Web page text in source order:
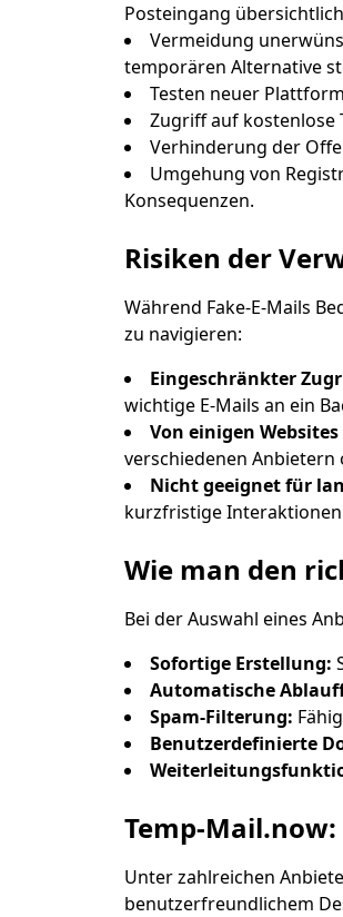
Posteingang
Vermeidung
temporären Alternative
Testen neuer
Zugriff auf kostenlose
Verhinderung der
Umgehung von
Konsequenzen.
Risiken der
Während Fake-E-Mails
zu navigieren:
Eingeschränkter
wichtige E-Mails an ein
Von einigen
verschiedenen Anbietern
Nicht geeignet für
kurzfristige
Wie man den
Bei der Auswahl eines
Sofortige Erstellung:
Automatische
Spam-Filterung:
Benutzerdefinierte
Temp-
Unter zahlreichen
benutzerfreundlichem